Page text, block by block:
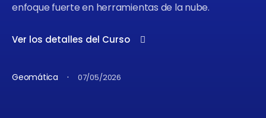
enfoque fuerte en herramientas de la nube.
Ver los detalles del Curso
Geomática · 07/05/2026